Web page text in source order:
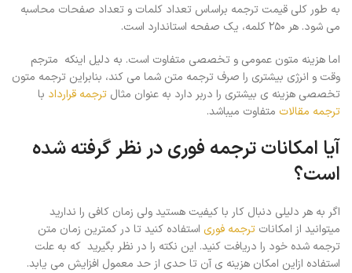
به طور کلی قیمت ترجمه براساس تعداد کلمات و تعداد صفحات محاسبه
می شود. هر ۲۵۰ کلمه، یک صفحه استاندارد است.
اما هزینه متون عمومی و تخصصی متفاوت است. به دلیل اینکه مترجم
وقت و انرژی بیشتری را صرف ترجمه متن شما می کند، بنابراین ترجمه متون
تخصصی هزینه ی بیشتری را دربر دارد به عنوان مثال ترجمه قرارداد با
ترجمه مقالات متفاوت میباشد.
آیا امکانات ترجمه فوری در نظر گرفته شده
است؟
اگر به هر دلیلی دنبال کار با کیفیت هستید ولی زمان کافی را ندارید
میتوانید از امکانات ترجمه فوری استفاده کنید تا در کمترین زمان متن
ترجمه شده خود را دریافت کنید. این نکته را در نظر بگیرید که به علت
استفاده ازاین امکان هزینه ی آن تا حدی از حد معمول افزایش می یابد.